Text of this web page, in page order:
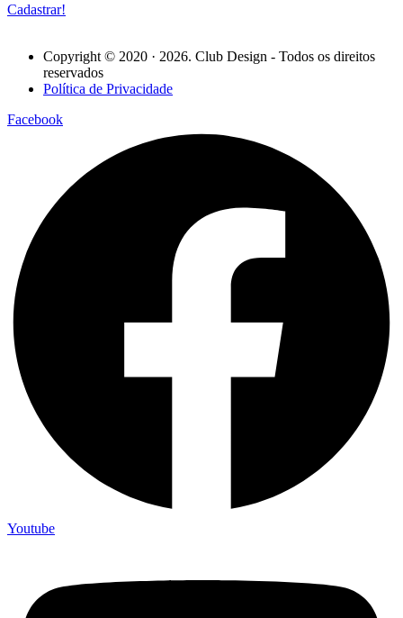
Cadastrar!
Copyright © 2020 · 2026. Club Design - Todos os direitos
reservados
Política de Privacidade
Facebook
Youtube